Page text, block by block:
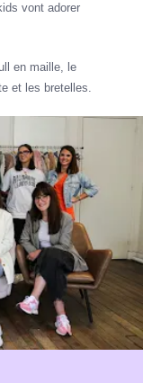
vont adorer
en maille, le
et les bretelles.